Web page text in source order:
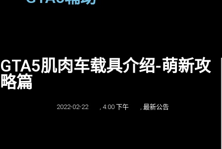
GTA5肌肉车载具介绍-萌新攻
略篇
2022-02-22 4:00 下午 最新公告